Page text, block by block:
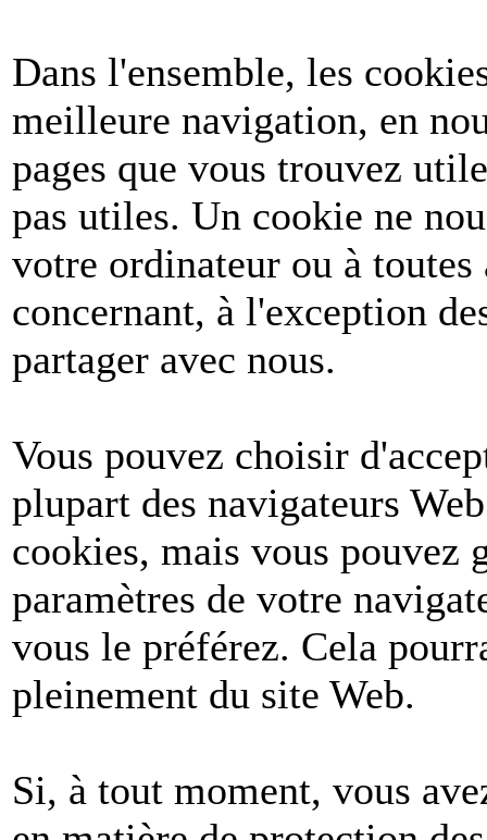
Dans l'ensemble, les
meilleure navigation, en
pages que vous trouvez
pas utiles. Un cookie ne
votre ordinateur ou à
concernant, à l'exception
partager avec nous.
Vous pouvez choisir
plupart des navigateurs
cookies, mais vous pouvez
paramètres de votre
vous le préférez. Cela
pleinement du site Web.
Si, à tout moment, vous